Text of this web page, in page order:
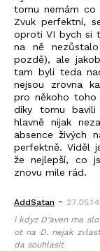
tomu nemám co
Zvuk perfektní,
oproti VI bych si
na ně
pozdě), ale
tam byli teda
nejsou zrovna
pro někoho toho
díky tomu
hlavně nijak
absence živých
perfektně. Viděl
že nejlepší, co
znovu mile rád.
AddSatan -
i kdyz D’aven ma
ot na D. nejak
da souhlasit